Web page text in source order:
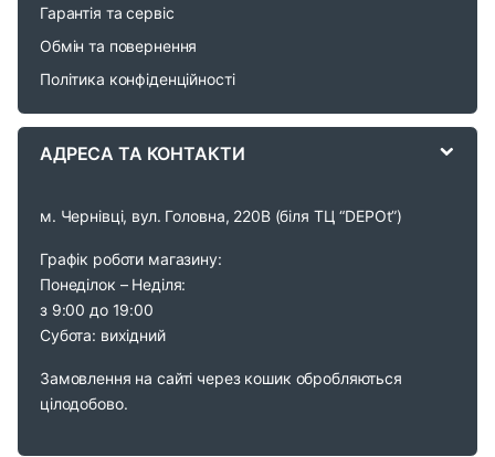
Гарантія та сервіс
Обмін та повернення
Політика конфіденційності
АДРЕСА ТА КОНТАКТИ
м. Чернівці, вул. Головна, 220В (біля ТЦ “DEPOt”)
Графік роботи магазину:
Понеділок – Неділя:
з 9:00 до 19:00
Субота: вихідний
Замовлення на сайті через кошик обробляються
цілодобово.